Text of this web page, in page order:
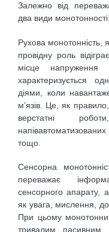
Залежно від
два види
Рухова монотонність,
провідну роль
місце напруження
характеризується
діями, коли
м’язів. Це, як
верстатні
тощо.
Сенсорна
переважає
сенсорного апарату,
як увага, мислення,
При цьому
тривалим пасивним